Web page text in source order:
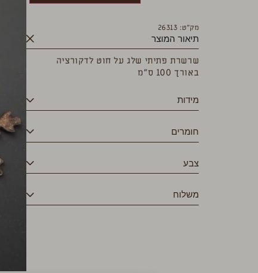
מק”ט: 26313
תיאור המוצר
שרשרת פתיתי שלג על חוט לדקורציה
באורך 100 ס”מ
מידות
חומרים
צבע
משלוח